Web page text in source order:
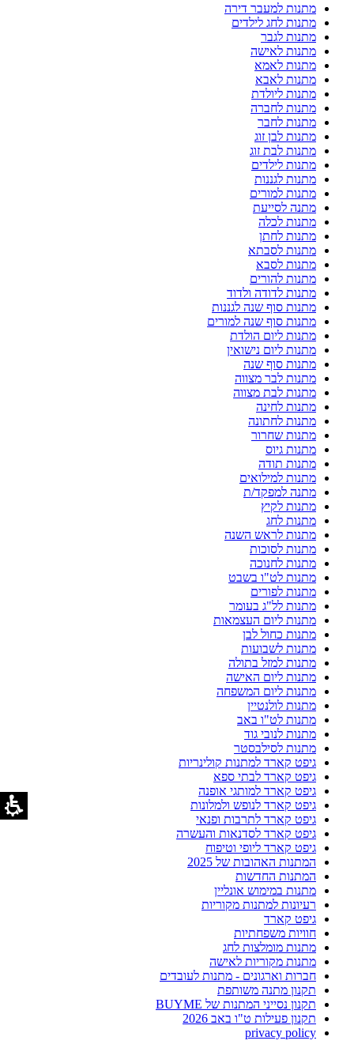
מתנות למעבר דירה
מתנות לחג לילדים
מתנות לגבר
מתנות לאישה
מתנות לאמא
מתנות לאבא
מתנות ליולדת
מתנות לחברה
מתנות לחבר
מתנות לבן זוג
מתנות לבת זוג
מתנות לילדים
מתנות לגננות
מתנות למורים
מתנה לסייעת
מתנות לכלה
מתנות לחתן
מתנות לסבתא
מתנות לסבא
מתנות להורים
מתנות לדודה ולדוד
מתנות סוף שנה לגננות
מתנות סוף שנה למורים
מתנות ליום הולדת
מתנות ליום נישואין
מתנות סוף שנה
מתנות לבר מצווה
מתנות לבת מצווה
מתנות לחינה
מתנות לחתונה
מתנות שחרור
מתנות גיוס
מתנות תודה
מתנות למילואים
מתנה למפקד/ת
מתנות לקיץ
מתנות לחג
מתנות לראש השנה
מתנות לסוכות
מתנות לחנוכה
מתנות לט"ו בשבט
מתנות לפורים
מתנות לל"ג בעומר
מתנות ליום העצמאות
מתנות כחול לבן
מתנות לשבועות
מתנות למזל בתולה
מתנות ליום האישה
מתנות ליום המשפחה
מתנות לולנטיין
מתנות לט"ו באב
מתנות לנובי גוד
מתנות לסילבסטר
גיפט קארד למתנות קולינריות
גיפט קארד לבתי ספא
גיפט קארד למותגי אופנה
גיפט קארד לנופש ולמלונות
גיפט קארד לתרבות ופנאי
גיפט קארד לסדנאות והעשרה
גיפט קארד ליופי וטיפוח
המתנות האהובות של 2025
המתנות החדשות
מתנות במימוש אונליין
רעיונות למתנות מקוריות
גיפט קארד
חוויות משפחתיות
מתנות מומלצות לחג
מתנות מקוריות לאישה
חברות וארגונים - מתנות לעובדים
תקנון מתנה משותפת
תקנון נסייני המתנות של BUYME
תקנון פעילות ט"ו באב 2026
privacy policy